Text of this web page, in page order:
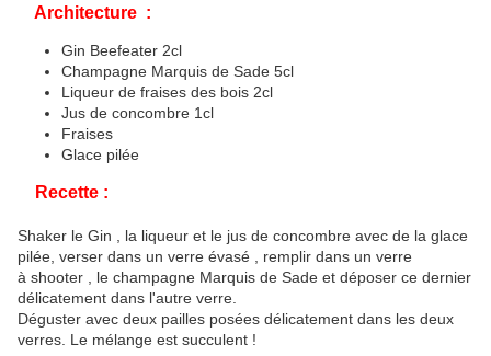
Architecture :
Gin Beefeater 2cl
Champagne Marquis de Sade 5cl
Liqueur de fraises des bois 2cl
Jus de concombre 1cl
Fraises
Glace pilée
Recette :
Shaker le Gin , la liqueur et le jus de concombre avec de la glace
pilée, verser dans un verre évasé , remplir dans un verre
à shooter , le champagne Marquis de Sade et déposer ce dernier
délicatement dans l'autre verre.
Déguster avec deux pailles posées délicatement dans les deux
verres. Le mélange est succulent !